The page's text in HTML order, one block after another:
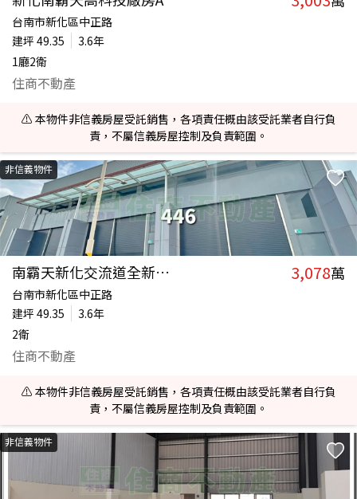
台南市新化區中正路
建坪 49.35
3.6年
1廳2衛
住商不動產
⚠️ 本物件非信義房屋受託銷售，各項責任概由該受託業者自行負
責，不屬信義房屋控制及負責範圍。
非信義物件
南霸天新化交流道全新鋼骨廠房A 3,078萬
台南市新化區中正路
建坪 49.35
3.6年
2衛
住商不動產
⚠️ 本物件非信義房屋受託銷售，各項責任概由該受託業者自行負
責，不屬信義房屋控制及負責範圍。
非信義物件